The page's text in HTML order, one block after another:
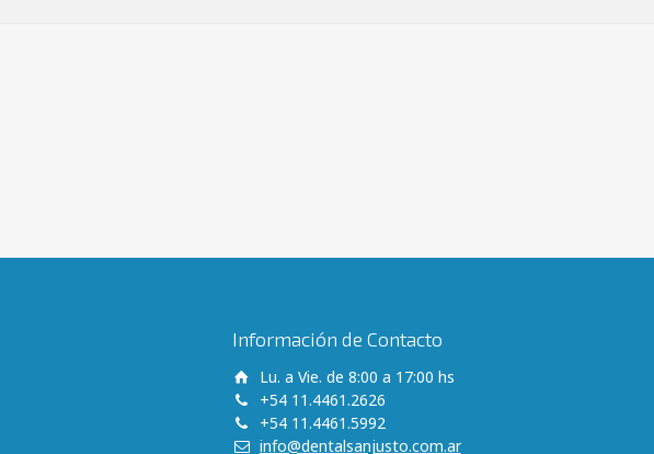
Información de Contacto
Lu. a Vie. de 8:00 a 17:00 hs
+54 11.4461.2626
+54 11.4461.5992
info@dentalsanjusto.com.ar